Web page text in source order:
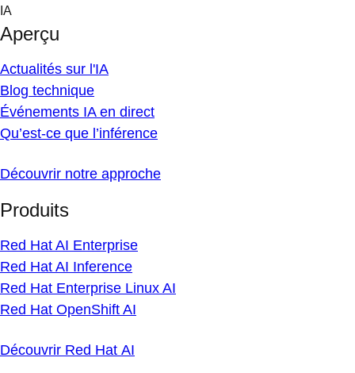
Skip
content
IA
Aperçu
Actualités sur l'IA
Blog technique
Événements IA en direct
Qu’est-ce que l’inférence
Découvrir notre approche
Produits
Red Hat AI Enterprise
Red Hat AI Inference
Red Hat Enterprise Linux AI
Red Hat OpenShift AI
Découvrir Red Hat AI